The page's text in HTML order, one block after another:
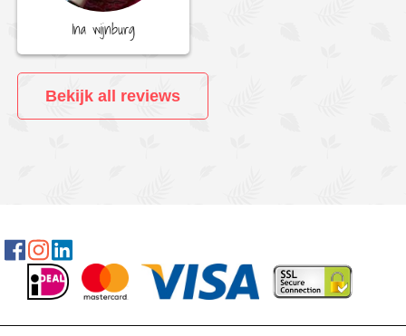
Ina wijnburg
Bekijk all reviews